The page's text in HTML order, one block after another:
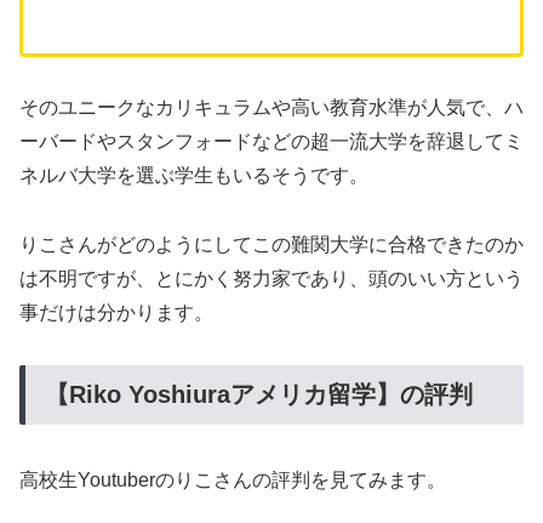
そのユニークなカリキュラムや高い教育水準が人気で、 ハ
ーバードやスタンフォードなどの超一流大学を辞退してミ
ネルバ大学を選ぶ学生もいるそうです。
りこさんがどのようにしてこの難関大学に合格できたのか
は不明ですが、とにかく努力家であり、頭のいい方という
事だけは分かります。
【Riko Yoshiuraアメリカ留学】の評判
高校生Youtuberのりこさんの評判を見てみます。